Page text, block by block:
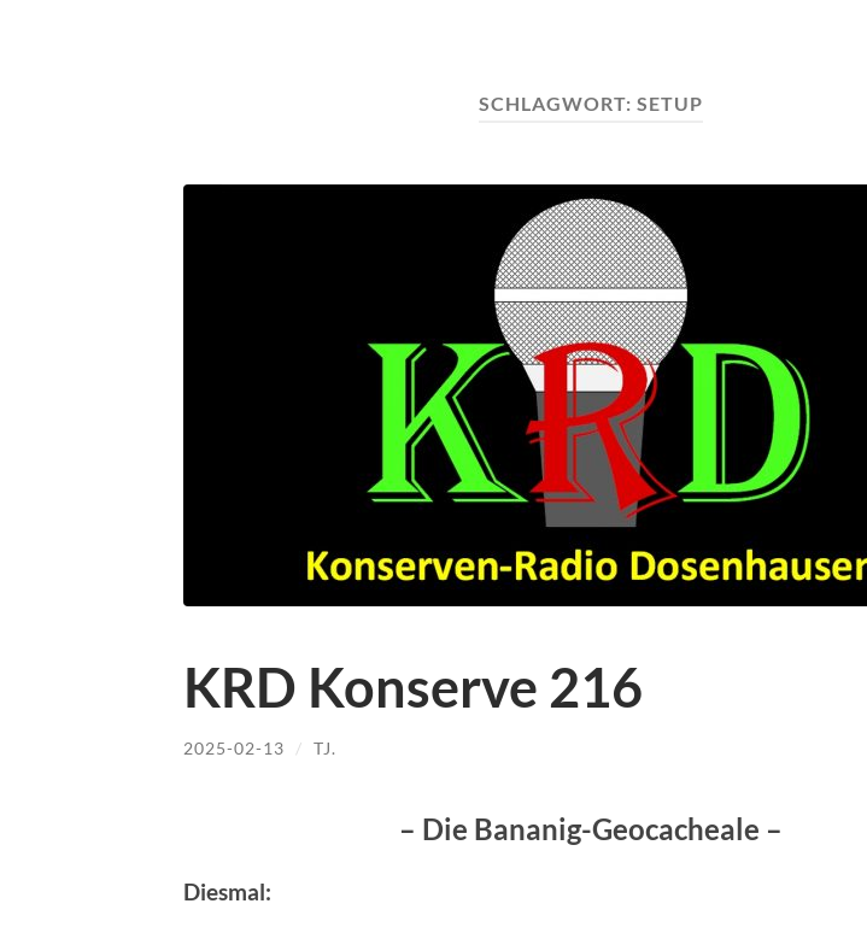
SCHLAGWORT: SETUP
KRD Konserve 216
2025-02-13 / TJ.
– Die Bananig-Geocacheale –
Diesmal: